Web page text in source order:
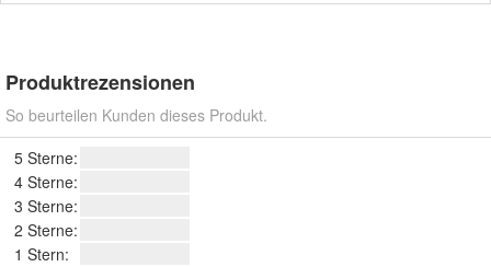
Produktrezensionen
So beurteilen Kunden dieses Produkt.
5 Sterne:
4 Sterne:
3 Sterne:
2 Sterne:
1 Stern: